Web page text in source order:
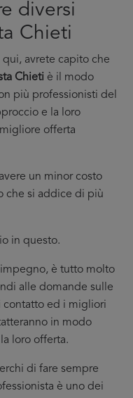
diversi
Chieti
avrete capito che
Chieti è il modo
più professionisti del
e la loro
offerta
un minor costo
che si addice di più
in questo.
è tutto molto
alle domande sulle
contatto ed i migliori
in modo
loro offerta.
di fare sempre
è uno dei